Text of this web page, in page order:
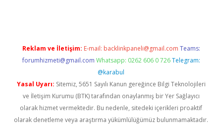
Reklam ve İletişim: E-mail: backlinkpaneli@gmail.com Teams:
forumhizmeti@gmail.com Whatsapp: 0262 606 0 726 Telegram:
@karabul
Yasal Uyarı: Sitemiz, 5651 Sayılı Kanun gereğince Bilgi Teknolojileri
ve İletişim Kurumu (BTK) tarafından onaylanmış bir Yer Sağlayıcı
olarak hizmet vermektedir. Bu nedenle, sitedeki içerikleri proaktif
olarak denetleme veya araştırma yükümlülüğümüz bulunmamaktadır.